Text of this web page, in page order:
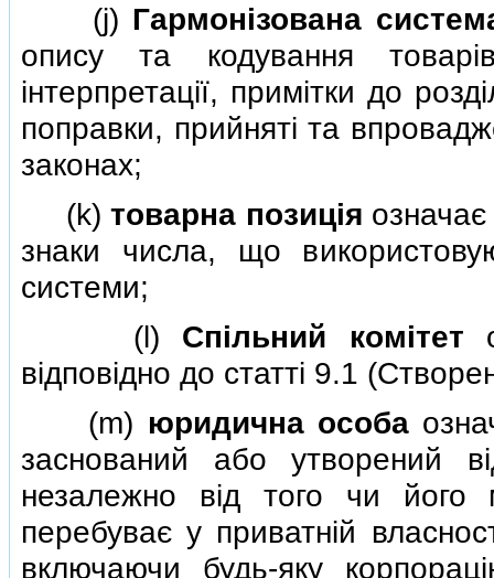
(j) Гармонiзована
опису та кодування
iнтерпретацiї, примiтки до
поправки, прийнятi та
законах;
(k)товарна позицiя
знаки числа, що
системи;
(l) Спiльний комiтет
вiдповiдно до статтi 9.1
(m) юридична особа
заснований або утворений
незалежно вiд того чи
перебуває у приватнiй
включаючи будь-яку